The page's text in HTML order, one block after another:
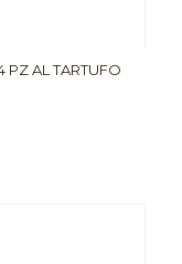
PZ AL TARTUFO